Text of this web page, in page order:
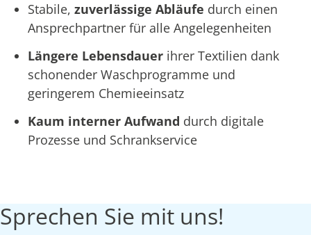
Stabile, zuverlässige Abläufe durch einen
Ansprechpartner für alle Angelegenheiten
Längere Lebensdauer ihrer Textilien dank
schonender Waschprogramme und
geringerem Chemieeinsatz
Kaum interner Aufwand durch digitale
Prozesse und Schrankservice
Sprechen Sie mit uns!